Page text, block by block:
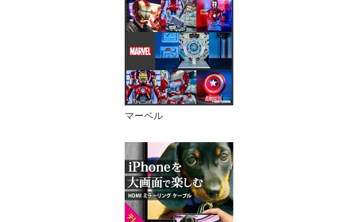
マーベル